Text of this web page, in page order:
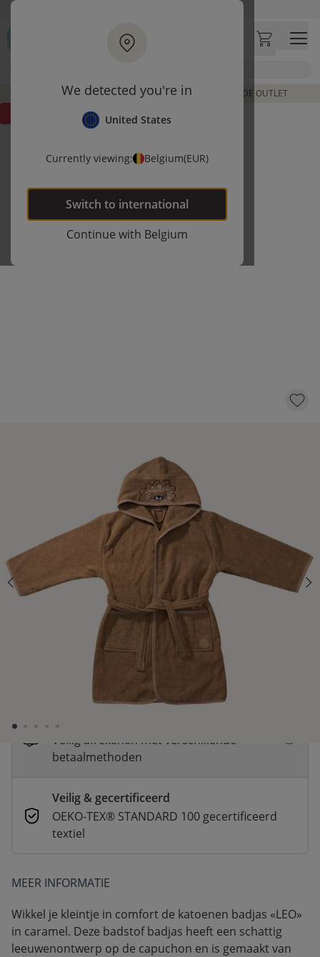
We detected you're in
United States
Currently viewing: Belgium(EUR)
Switch to international
Continue with Belgium
Ga naar hoofdinhoud
Klantbeoordelingen
DE LAATSTE ITEMS UIT VORIGE COLLECTIES | SHOP DE OUTLET
Aantal KLIK EN BESTEL
Op voorraad
Snelle levering
Voor 23:00 besteld, dezelfde dag
verzonden
Betaal nu of achteraf
Veilig afrekenen met verschillende
betaalmethoden
Veilig & gecertificeerd
OEKO-TEX® STANDARD 100 gecertificeerd
textiel
MEER INFORMATIE
Wikkel je kleintje in comfort de katoenen badjas «LEO»
in caramel. Deze badstof badjas heeft een schattig
leeuwenontwerp op de capuchon en is gemaakt van